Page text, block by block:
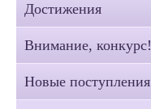
Достижения
Внимание, конкурс!
Новые поступления